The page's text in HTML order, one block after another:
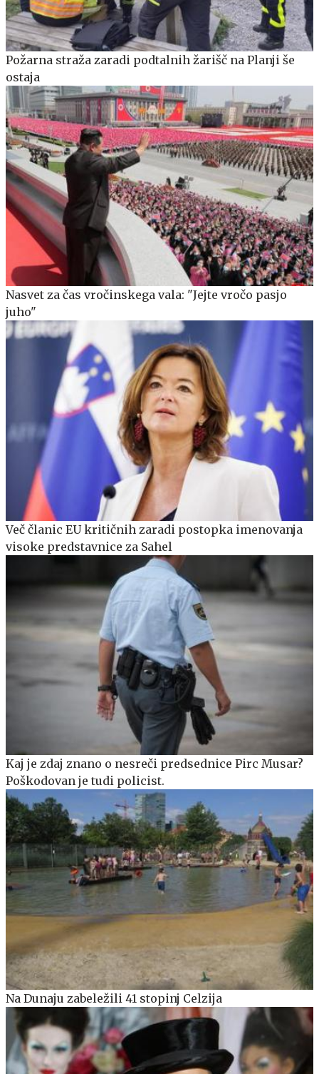
Požarna straža zaradi podtalnih žarišč na Planji še
ostaja
Nasvet za čas vročinskega vala: "Jejte vročo pasjo
juho"
Več članic EU kritičnih zaradi postopka imenovanja
visoke predstavnice za Sahel
Kaj je zdaj znano o nesreči predsednice Pirc Musar?
Poškodovan je tudi policist.
Na Dunaju zabeležili 41 stopinj Celzija